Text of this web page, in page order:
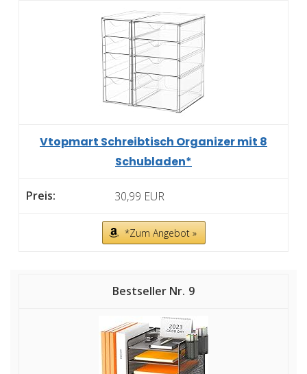
Vtopmart Schreibtisch Organizer mit 8
Schubladen*
30,99 EUR
*Zum Angebot »
9